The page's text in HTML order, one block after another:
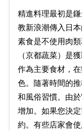
精進料理最初是
教新浪潮傳入日
素食是不使用肉
（京都蔬菜）是
作為主要食材，
色。隨著時間的
和風俗習慣。由
增加。如果您決
約。有些店家會